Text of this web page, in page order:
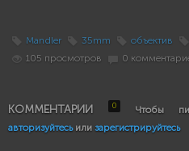
Mandler 35mm объектив
105 просмотров
0
КОММЕНТАРИИ 0
Чтобы
авторизуйтесьили зарегистрируйтесь